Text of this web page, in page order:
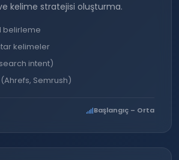
kelime stratejisi oluşturma.
belirleme
kelimeler
intent)
(Ahrefs, Semrush)
Başlangıç – Orta